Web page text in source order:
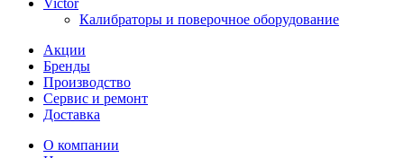
Victor
Калибраторы и поверочное оборудование
Акции
Бренды
Производство
Сервис и ремонт
Доставка
О компании